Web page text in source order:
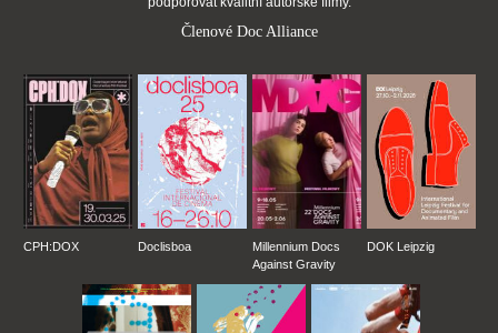
Členové Doc Alliance
CPH:DOX Doclisboa
Millennium Docs
Against Gravity
DOK Leipzig